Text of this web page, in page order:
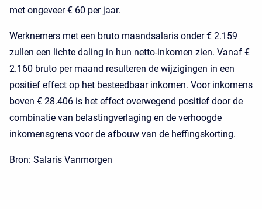
met ongeveer € 60 per jaar.
Werknemers met een bruto maandsalaris onder € 2.159
zullen een lichte daling in hun netto-inkomen zien. Vanaf €
2.160 bruto per maand resulteren de wijzigingen in een
positief effect op het besteedbaar inkomen. Voor inkomens
boven € 28.406 is het effect overwegend positief door de
combinatie van belastingverlaging en de verhoogde
inkomensgrens voor de afbouw van de heffingskorting.
Bron: Salaris Vanmorgen